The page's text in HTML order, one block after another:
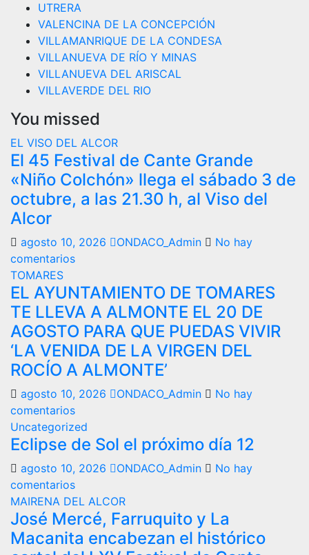
UTRERA
VALENCINA DE LA CONCEPCIÓN
VILLAMANRIQUE DE LA CONDESA
VILLANUEVA DE RÍO Y MINAS
VILLANUEVA DEL ARISCAL
VILLAVERDE DEL RIO
You missed
EL VISO DEL ALCOR
El 45 Festival de Cante Grande
«Niño Colchón» llega el sábado 3 de
octubre, a las 21.30 h, al Viso del
Alcor
agosto 10, 2026 ONDACO_Admin
No hay
comentarios
TOMARES
EL AYUNTAMIENTO DE TOMARES
TE LLEVA A ALMONTE EL 20 DE
AGOSTO PARA QUE PUEDAS VIVIR
‘LA VENIDA DE LA VIRGEN DEL
ROCÍO A ALMONTE’
agosto 10, 2026 ONDACO_Admin
No hay
comentarios
Uncategorized
Eclipse de Sol el próximo día 12
agosto 10, 2026 ONDACO_Admin
No hay
comentarios
MAIRENA DEL ALCOR
José Mercé, Farruquito y La
Macanita encabezan el histórico